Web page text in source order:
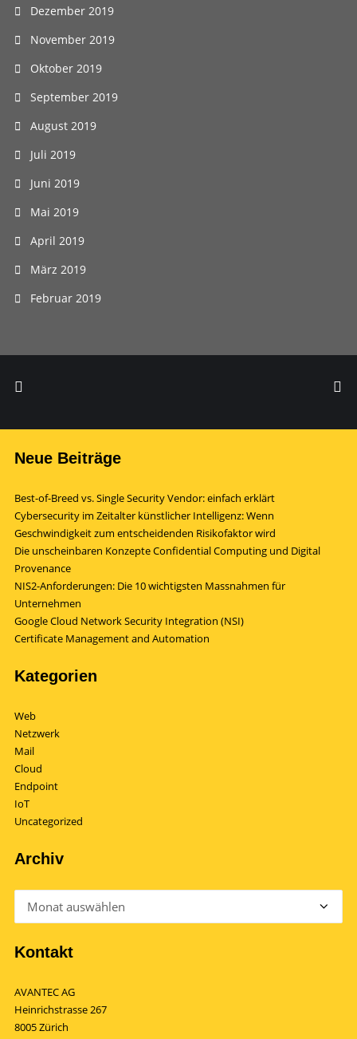
Dezember 2019
November 2019
Oktober 2019
September 2019
August 2019
Juli 2019
Juni 2019
Mai 2019
April 2019
März 2019
Februar 2019
Neue Beiträge
Best-of-Breed vs. Single Security Vendor: einfach erklärt
Cybersecurity im Zeitalter künstlicher Intelligenz: Wenn
Geschwindigkeit zum entscheidenden Risikofaktor wird
Die unscheinbaren Konzepte Confidential Computing und Digital
Provenance
NIS2-Anforderungen: Die 10 wichtigsten Massnahmen für
Unternehmen
Google Cloud Network Security Integration (NSI)
Certificate Management and Automation
Kategorien
Web
Netzwerk
Mail
Cloud
Endpoint
IoT
Uncategorized
Archiv
Kontakt
AVANTEC AG
Heinrichstrasse 267
8005 Zürich